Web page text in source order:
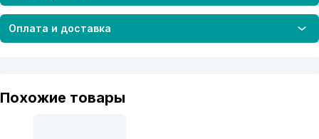
Оплата и доставка
Похожие товары